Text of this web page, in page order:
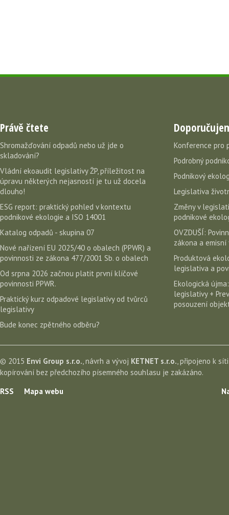
Právě čtete
Shromažďování odpadů nebo už jde o
skladování?
Vládní ekoaudit legislativy ŽP, příležitost na
úpravu některých nejasností je tu už docela
dlouho!
ESG report: praktický pohled v kontextu
podnikové ekologie a ISO 14001
Katalog odpadů - skupina 07
Nové nařízení EU 2025/40 o obalech (PPWR) a
povinnosti ze zákona 477/2001 Sb. o obalech
Od srpna 2026 začnou platit první klíčové
povinnosti PPWR.
Praktický kurz odpadové legislativy od tvůrců
legislativy
Bude konec zpětného odběru?
Konference pro
Podrobný
Podnikový
Legislativa
Změny v
podnikové
OVZDUŠÍ:
zákona a emisní
Produktová
legislativa a
Ekologická
legislativy +
posouzení
© 2015 Envi Group s.r.o., návrh a vývoj KETNET s.r.o., připojeno k
kopírování bez předchozího písemného souhlasu je zakázáno.
RSS
Mapa webu